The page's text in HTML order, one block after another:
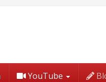
YouTube